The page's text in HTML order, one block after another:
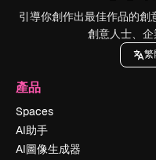
引導你創作出最佳作品的
創意人士、企
繁
產品
Spaces
AI助手
AI圖像生成器